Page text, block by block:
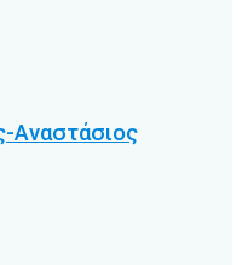
Αναστάσιος